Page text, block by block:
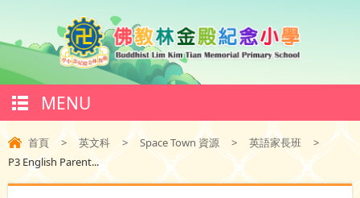
MENU
首頁 > 英文科 > Space Town 資源 > 英語家長班
>
P3 English Parent...